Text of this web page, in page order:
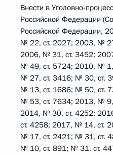
Внести в Уголовно-
Российской Федерации
Российской Федерации,
№ 22, ст. 2027; 2003, №
2006, № 31, ст. 3452;
№ 49, ст. 5724; 2010, №
№ 27, ст. 3416; № 30, ст.
№ 13, ст. 1686; № 50, ст.
№ 53, ст. 7634; 2013, №
2014, № 30, ст. 4252;
ст. 4258; 2017, № 14, ст.
№ 17, ст. 2421; № 31, ст.
№ 10, ст. 891; № 31, ст.